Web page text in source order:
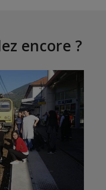
encore ?